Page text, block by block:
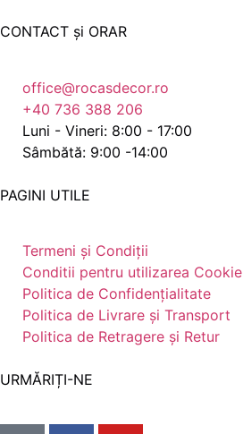
CONTACT și ORAR
office@rocasdecor.ro
+40 736 388 206
Luni - Vineri: 8:00 - 17:00
Sâmbătă: 9:00 -14:00
PAGINI UTILE
Termeni și Condiții
Conditii pentru utilizarea Cookie
Politica de Confidențialitate
Politica de Livrare și Transport
Politica de Retragere și Retur
URMĂRIȚI-NE